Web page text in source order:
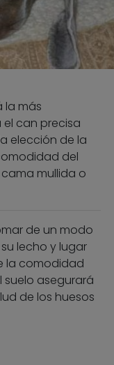
la más
can precisa
elección de la
del
mullida o
de un modo
lecho y lugar
la comodidad
asegurará
de los huesos